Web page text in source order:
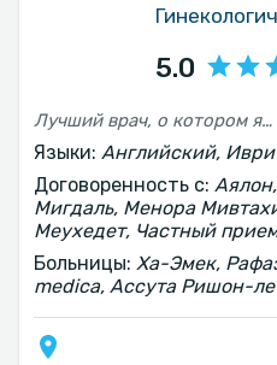
5.0
Лучший врач, о котором я мог только мечтать!
Языки: Английский,
Договоренность с:
Мигдаль, Менора
Меухедет, Частный
Больницы: Ха-Эмек,
medica, Ассута Ришон-